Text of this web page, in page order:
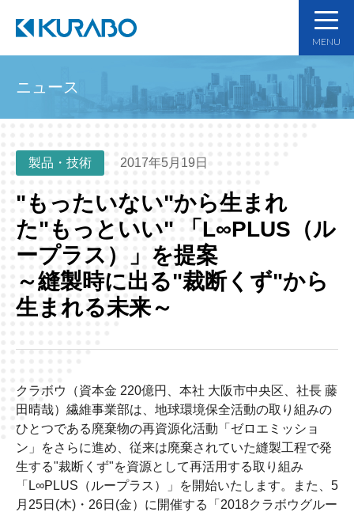
MENU
ニュース
製品・技術 2017年5月19日
"もったいない"から生まれ
た"もっといい" 「L∞PLUS（ル
ープラス）」を提案
～縫製時に出る"裁断くず"から
生まれる未来～
クラボウ（資本金 220億円、本社 大阪市中央区、社長 藤
田晴哉）繊維事業部は、地球環境保全活動の取り組みの
ひとつである廃棄物の再資源化活動「ゼロエミッショ
ン」をさらに進め、従来は廃棄されていた縫製工程で発
生する"裁断くず"を資源として再活用する取り組み
「 L∞PLUS （ループラス）」を開始いたします。また、 5
月 25日 (木) ・ 26日 (金）に開催する「 2018クラボウグルー